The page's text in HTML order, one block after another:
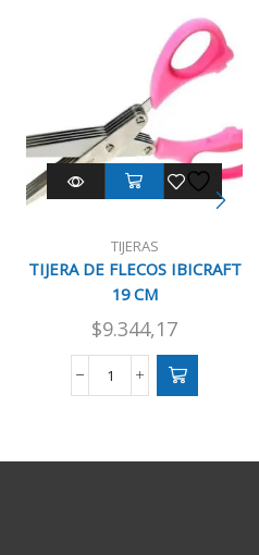
TIJERAS
TIJERA DE FLECOS IBICRAFT
19 CM
$9.344,17
TIJERA
19